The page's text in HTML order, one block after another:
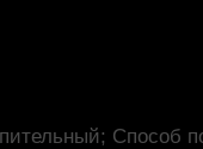
Способ